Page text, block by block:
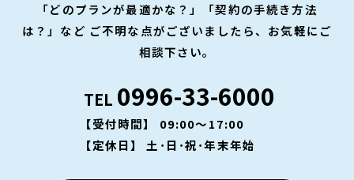
「どのプランが最適かな？」「契約の手続き方法
は？」など ご不明な点がございましたら、お気軽にご
相談下さい。
TEL 0996-33-6000
【受付時間】 09:00～17:00
【定休日】 土･日･祝･年末年始